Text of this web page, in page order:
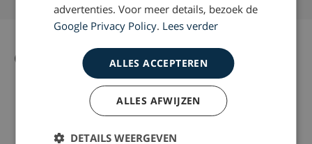
Gerelateerd nieuws Alle nieuws artikelen
advertenties. Voor meer details, bezoek de
Google Privacy Policy. Lees verder
ALLES ACCEPTEREN
ALLES AFWIJZEN
DETAILS WEERGEVEN